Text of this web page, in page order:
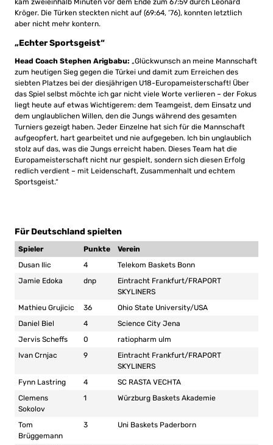
kam zweieinhalb Minuten vor dem Ende zum 67:59 durch Leonard
Kröger. Die Türken steckten nicht auf (69:64, ’76), konnten letztlich
aber nicht mehr kontern.
„Echter Sportsgeist“
Head Coach Stephen Arigbabu: „Glückwunsch an meine Mannschaft
zum heutigen Sieg gegen die Türkei und damit zum Erreichen des
siebten Platzes bei der diesjährigen U18-Europameisterschaft! Über
das Spiel selbst möchte ich gar nicht viele Worte verlieren – der Fokus
liegt heute auf etwas Wichtigerem: dem Teamgeist, dem Einsatz und
dem unglaublichen Willen, den die Jungs während des gesamten
Turniers gezeigt haben. Jeder Einzelne hat sich für die Mannschaft
aufgeopfert, hart gearbeitet und nie aufgegeben. Ich bin unglaublich
stolz auf das, was die Jungs erreicht haben. Dieses Team hat die
Europameisterschaft nicht nur gespielt, sondern sich diesen Erfolg
redlich verdient – mit Leidenschaft, Zusammenhalt und echtem
Sportsgeist.“
Für Deutschland spielten
Spieler Punkte
Verein
Dusan Ilic
4
Telekom Baskets Bonn
Jamie Edoka
dnp
Eintracht Frankfurt/FRAPORT
SKYLINERS
Mathieu Grujicic
36
Ohio State University/USA
Daniel Biel
4
Science City Jena
Jervis Scheffs
0
ratiopharm ulm
Ivan Crnjac
9
Eintracht Frankfurt/FRAPORT
SKYLINERS
Fynn Lastring
4
SC RASTA VECHTA
Clemens
Sokolov
1 Würzburg Baskets Akademie
Tom
Brüggemann
3 Uni Baskets Paderborn